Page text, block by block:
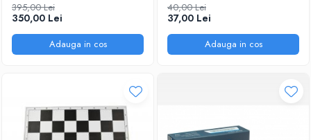
395,00 Lei
350,00 Lei
Adauga in cos
40,00 Lei
37,00 Lei
Adauga in cos